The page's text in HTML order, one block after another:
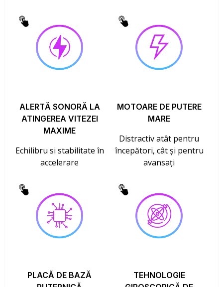
ALERTĂ SONORĂ LA
ATINGEREA VITEZEI
MAXIME
Echilibru si stabilitate în
accelerare
MOTOARE DE PUTERE
MARE
Distractiv atât pentru
începători, cât și pentru
avansați
PLACĂ DE BAZĂ
TEHNOLOGIE